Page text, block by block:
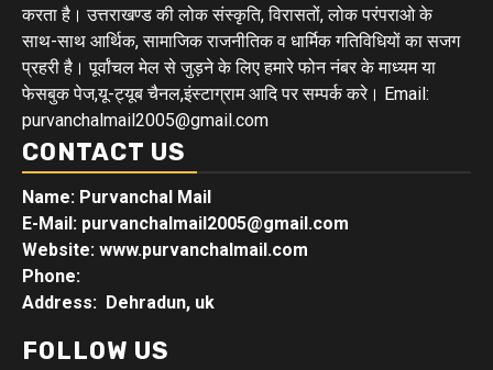
करता है। उत्तराखण्ड की लोक संस्कृति, विरासतों, लोक परंपराओ के
साथ-साथ आर्थिक, सामाजिक राजनीतिक व धार्मिक गतिविधियों का सजग
प्रहरी है। पूर्वांचल मेल से जुड़ने के लिए हमारे फोन नंबर के माध्यम या
फेसबुक पेज,यू-ट्यूब चैनल,इंस्टाग्राम आदि पर सम्पर्क करे। Email:
purvanchalmail2005@gmail.com
CONTACT US
Name: Purvanchal Mail
E-Mail: purvanchalmail2005@gmail.com
Website: www.purvanchalmail.com
Phone:
Address: Dehradun, uk
FOLLOW US